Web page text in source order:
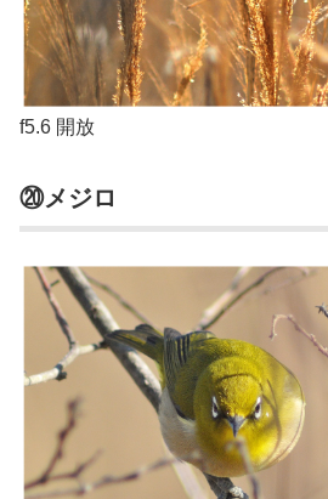
f5.6 開放
⑳メジロ